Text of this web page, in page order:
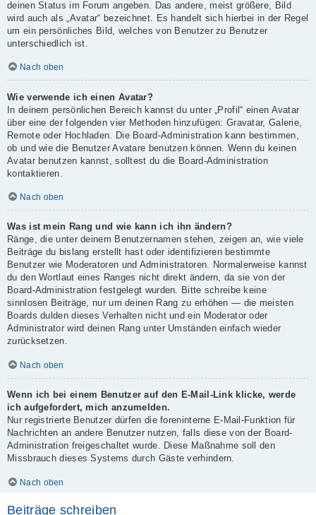
deinen Status im Forum angeben. Das andere, meist größere, Bild
wird auch als „Avatar“ bezeichnet. Es handelt sich hierbei in der Regel
um ein persönliches Bild, welches von Benutzer zu Benutzer
unterschiedlich ist.
Nach oben
Wie verwende ich einen Avatar?
In deinem persönlichen Bereich kannst du unter „Profil“ einen Avatar
über eine der folgenden vier Methoden hinzufügen: Gravatar, Galerie,
Remote oder Hochladen. Die Board-Administration kann bestimmen,
ob und wie die Benutzer Avatare benutzen können. Wenn du keinen
Avatar benutzen kannst, solltest du die Board-Administration
kontaktieren.
Nach oben
Was ist mein Rang und wie kann ich ihn ändern?
Ränge, die unter deinem Benutzernamen stehen, zeigen an, wie viele
Beiträge du bislang erstellt hast oder identifizieren bestimmte
Benutzer wie Moderatoren und Administratoren. Normalerweise kannst
du den Wortlaut eines Ranges nicht direkt ändern, da sie von der
Board-Administration festgelegt wurden. Bitte schreibe keine
sinnlosen Beiträge, nur um deinen Rang zu erhöhen — die meisten
Boards dulden dieses Verhalten nicht und ein Moderator oder
Administrator wird deinen Rang unter Umständen einfach wieder
zurücksetzen.
Nach oben
Wenn ich bei einem Benutzer auf den E-Mail-Link klicke, werde
ich aufgefordert, mich anzumelden.
Nur registrierte Benutzer dürfen die foreninterne E-Mail-Funktion für
Nachrichten an andere Benutzer nutzen, falls diese von der Board-
Administration freigeschaltet wurde. Diese Maßnahme soll den
Missbrauch dieses Systems durch Gäste verhindern.
Nach oben
Beiträge schreiben